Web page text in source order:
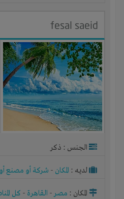
fesal saeid
الجنس : ذكر
لديـه : المكان - شركة أو مصنع
المكان : مصر- القاهرة - كل